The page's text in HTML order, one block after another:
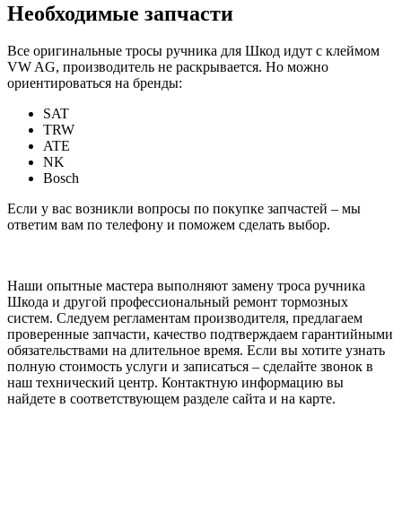
Необходимые запчасти
Все оригинальные тросы ручника для Шкод идут с клеймом
VW AG, производитель не раскрывается. Но можно
ориентироваться на бренды:
SAT
TRW
ATE
NK
Bosch
Если у вас возникли вопросы по покупке запчастей – мы
ответим вам по телефону и поможем сделать выбор.
Наши опытные мастера выполняют замену троса ручника
Шкода и другой профессиональный ремонт тормозных
систем. Следуем регламентам производителя, предлагаем
проверенные запчасти, качество подтверждаем гарантийными
обязательствами на длительное время. Если вы хотите узнать
полную стоимость услуги и записаться – сделайте звонок в
наш технический центр. Контактную информацию вы
найдете в соответствующем разделе сайта и на карте.